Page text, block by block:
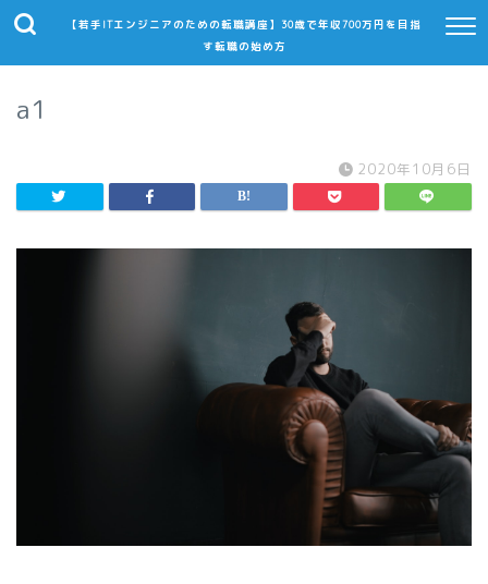
【若手ITエンジニアのための転職講座】30歳で年収700万円を目指
す転職の始め方
a1
2020年10月6日